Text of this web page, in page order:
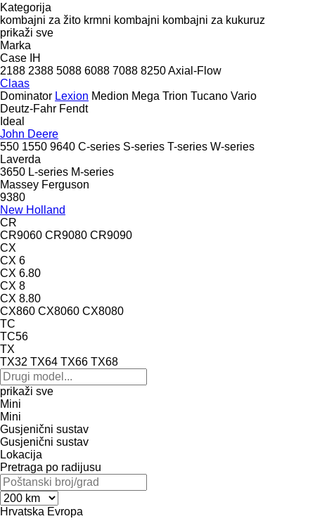
Kategorija
kombajni za žito krmni kombajni kombajni za kukuruz
prikaži sve
Marka
Case IH
2188 2388 5088 6088 7088 8250Axial-Flow
Claas
Dominator Lexion Medion Mega Trion Tucano Vario
Deutz-Fahr Fendt
Ideal
John Deere
550 1550 9640 C-series S-series T-series W-series
Laverda
3650 L-series M-series
Massey Ferguson
9380
New Holland
CR
CR9060 CR9080 CR9090
CX
CX 6
CX 6.80
CX 8
CX 8.80
CX860 CX8060 CX8080
TC
TC56
TX
TX32 TX64 TX66 TX68
prikaži sve
Mini
Mini
Gusjenični sustav
Gusjenični sustav
Lokacija
Pretraga po radijusu
Hrvatska Evropa